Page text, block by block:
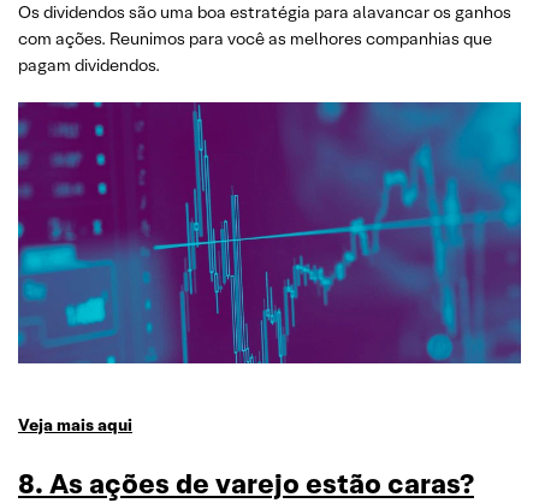
Os dividendos são uma boa estratégia para alavancar os ganhos
com ações. Reunimos para você as melhores companhias que
pagam dividendos.
Veja mais aqui
8. As ações de varejo estão caras?